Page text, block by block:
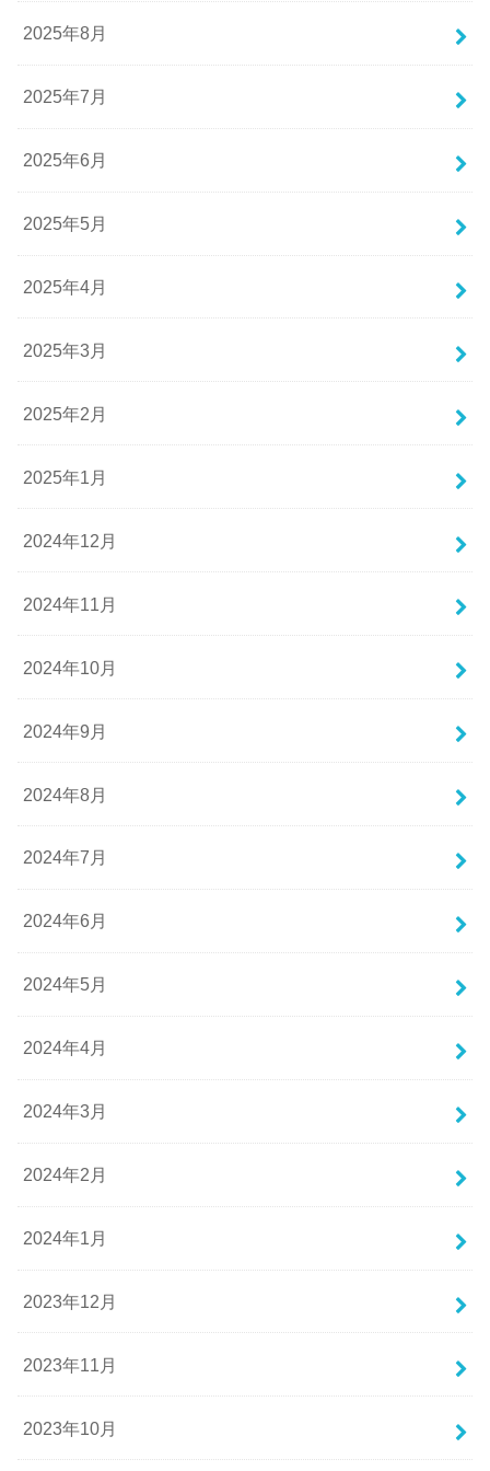
2025年8月
2025年7月
2025年6月
2025年5月
2025年4月
2025年3月
2025年2月
2025年1月
2024年12月
2024年11月
2024年10月
2024年9月
2024年8月
2024年7月
2024年6月
2024年5月
2024年4月
2024年3月
2024年2月
2024年1月
2023年12月
2023年11月
2023年10月